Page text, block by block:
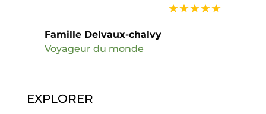
★★★★★
Famille Delvaux-chalvy
Voyageur du monde
EXPLORER